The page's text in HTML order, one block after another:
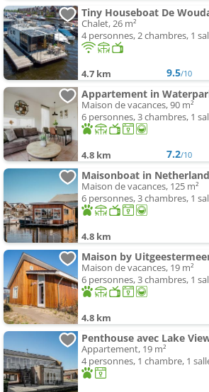
Tiny Houseboat De
Chalet, 26 m²
4 personnes, 2 chambres, 1
4.7 km 9.5/10
Appartement in
Maison de vacances, 90 m²
6 personnes, 3 chambres, 1
4.8 km 7.2/10
Maisonboat in
Maison de vacances, 125 m²
6 personnes, 3 chambres, 1
4.8 km
Maison by
Maison de vacances, 19 m²
6 personnes, 3 chambres, 1
4.8 km
Penthouse avec Lake
Appartement, 19 m²
4 personnes, 1 chambre, 1